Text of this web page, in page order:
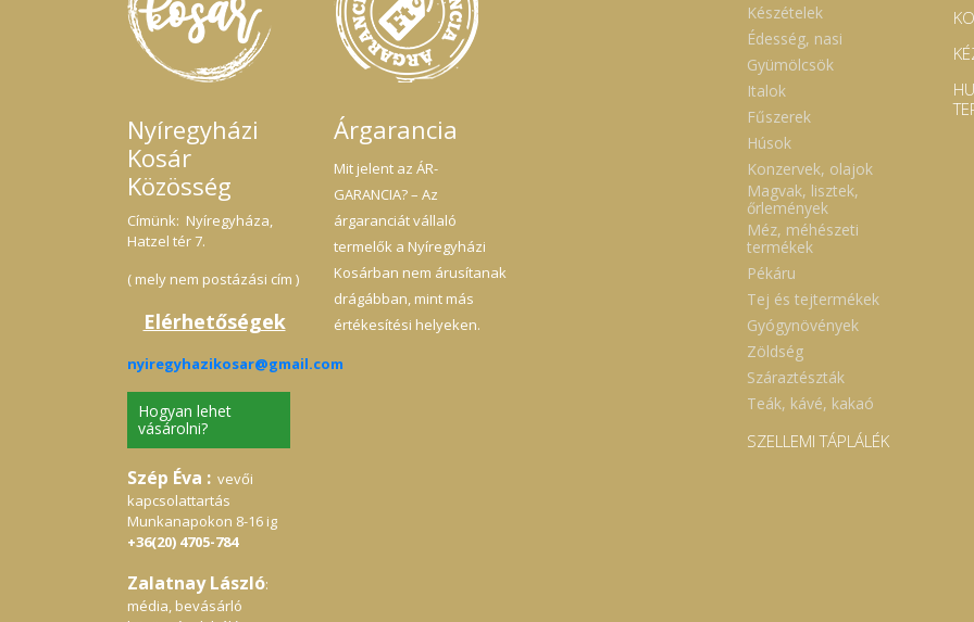
Nyíregyházi
Kosár
Közösség
Címünk: Nyíregyháza,
Hatzel tér 7.
( mely nem postázási cím )
Elérhetőségek
nyiregyhazikosar@gmail.com
Hogyan lehet
vásárolni?
Szép Éva : vevői
kapcsolattartás
Munkanapokon 8-16 ig
+36(20) 4705-784
Zalatnay László:
média, bevásárló
Árgarancia
Mit jelent az ÁR-
GARANCIA? – Az
árgaranciát vállaló
termelők a Nyíregyházi
Kosárban nem árusítanak
drágábban, mint más
értékesítési helyeken.
Készételek
Édesség, nasi
Gyümölcsök
Italok
Fűszerek
Húsok
Konzervek, olajok
Magvak, lisztek,
őrlemények
Méz, méhészeti
termékek
Pékáru
Tej és tejtermékek
Gyógynövények
Zöldség
Száraztészták
Teák, kávé, kakaó
SZELLEMI TÁPLÁLÉK